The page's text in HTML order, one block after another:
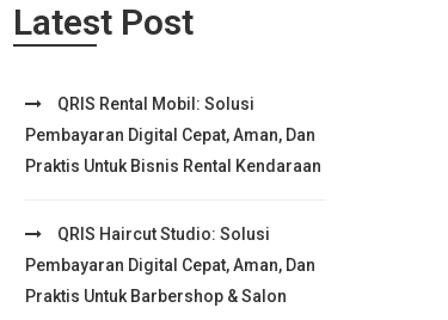
Latest Post
QRIS Rental Mobil: Solusi
Pembayaran Digital Cepat, Aman, Dan
Praktis Untuk Bisnis Rental Kendaraan
QRIS Haircut Studio: Solusi
Pembayaran Digital Cepat, Aman, Dan
Praktis Untuk Barbershop & Salon